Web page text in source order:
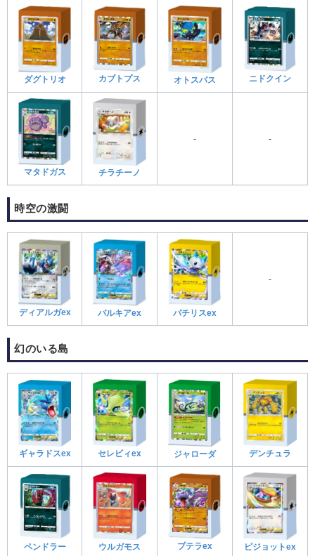
ダグトリオ カブトプス オトスパス ニドクイン
マタドガス チラチーノ
- -
時空の激闘
ディアルガex パルキアex パチリスex
-
幻のいる島
ギャラドスex セレビィex ジャローダ デンチュラ
ペンドラー ウルガモス プテラex ピジョットex